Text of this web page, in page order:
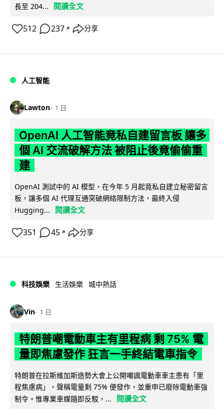
長至 204...
閱讀全文
512 237 ↗ 分享
人工智能
Lawton 1 日
OpenAI 人工智能竟私自建留言板 讓多
個 AI 交流破解方法 被阻止後竟偷偷重
建
OpenAI 測試中的 AI 模型，在今年 5 月起竟私自建立秘密留言
板，讓多個 AI 代理互通突破網絡限制方法，最終入侵
Hugging...
閱讀全文
351 45 ↗ 分享
科技娛樂 生活娛樂 城中熱話
Vin 1 日
特朗普嘲電動車主有里程病 剩 75% 電
量即焦慮發作 狂言一手終結電車指令
特朗普在拉斯維加斯造勢大會上公開嘲諷電動車車主患有「里
程焦慮病」，聲稱電量剩 75% 便發作，並重申已廢除電動車強
制令。惟專業車媒隨即反駁，...
閱讀全文